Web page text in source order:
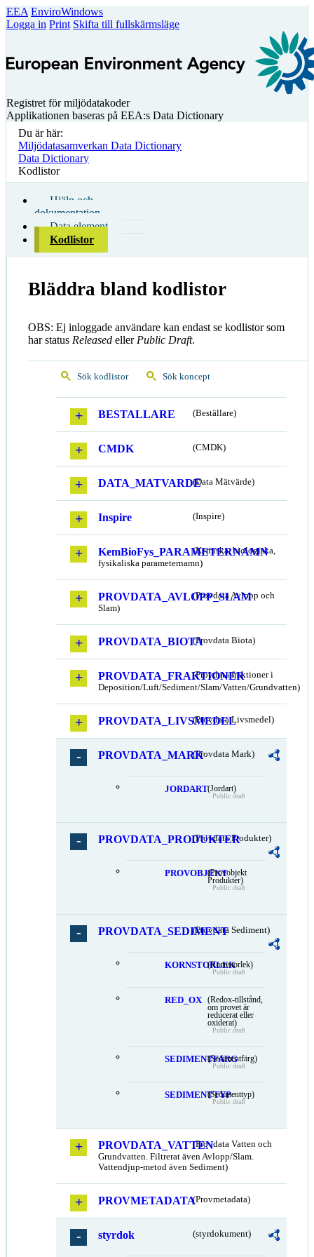
EEA EnviroWindows
Logga in Print Skifta till fullskärmsläge
Registret för miljödatakoder
Applikationen baseras på EEA:s Data Dictionary
Du är här:
Miljödatasamverkan Data Dictionary
Data Dictionary
Kodlistor
Hjälp och
dokumentation
Data element
Kodlistor
Bläddra bland kodlistor
OBS: Ej inloggade användare kan endast se kodlistor som
har status Released eller Public Draft.
Sök kodlistor Sök koncept
BESTALLARE (Beställare)
CMDK (CMDK)
DATA_MATVARDE(Data Mätvärde)
Inspire (Inspire)
KemBioFys_PARAMETERNAMN
(Kemiska, biologiska,
fysikaliska parameternamn)
PROVDATA_AVLOPP_SLAM
(Provdata Avlopp och
Slam)
PROVDATA_BIOTA(Provdata Biota)
PROVDATA_FRAKTIONER
(Provdata fraktioner i
Deposition/Luft/Sediment/Slam/Vatten/Grundvatten)
PROVDATA_LIVSMEDEL
(Provdata Livsmedel)
PROVDATA_MARK(Provdata Mark)
JORDART(Jordart)
Public draft
PROVDATA_PRODUKTER
(Provdata Produkter)
PROVOBJEKT(Provobjekt
Produkter)
Public draft
PROVDATA_SEDIMENT(Provdata Sediment)
KORNSTORLEK
(Kornstorlek)
Public draft
RED_OX
(Redox-tillstånd,
om provet är
reducerat eller
oxiderat)
Public draft
SEDIMENTFARG
(Sedimentfärg)
Public draft
SEDIMENTTYP(Sedimenttyp)
Public draft
PROVDATA_VATTEN(Provdata Vatten och
Grundvatten. Filtrerat även Avlopp/Slam.
Vattendjup-metod även Sediment)
PROVMETADATA(Provmetadata)
styrdok (styrdokument)